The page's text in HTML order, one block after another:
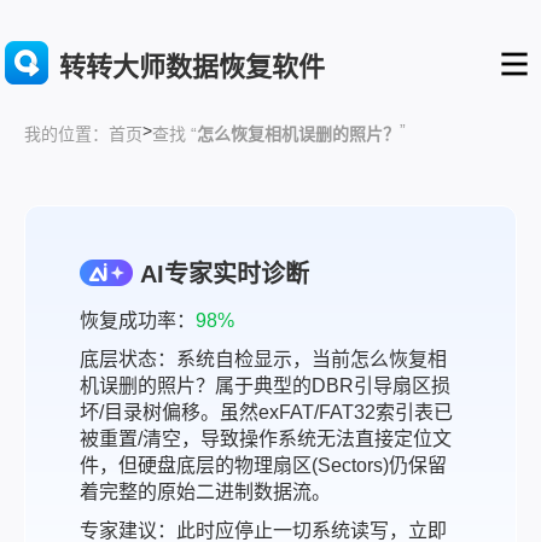
转转大师数据恢复软件
我的位置： 首页>查找 “怎么恢复相机误删的照片？ ”
AI专家实时诊断
恢复成功率： 98%
底层状态：系统自检显示，当前怎么恢复相
机误删的照片？属于典型的DBR引导扇区损
坏/目录树偏移。虽然exFAT/FAT32索引表已
被重置/清空，导致操作系统无法直接定位文
件，但硬盘底层的物理扇区(Sectors)仍保留
着完整的原始二进制数据流。
专家建议：此时应停止一切系统读写，立即